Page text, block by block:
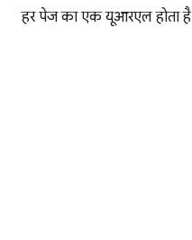
हर पेज का एक यूआरएल होता है